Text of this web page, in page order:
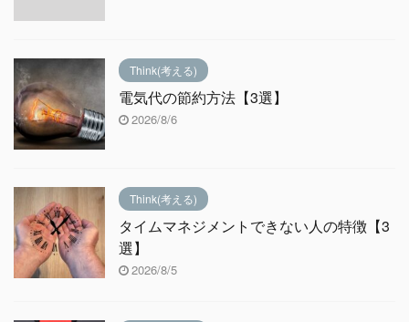
Think(考える)
電気代の節約方法【3選】
2026/8/6
Think(考える)
タイムマネジメントできない人の特徴【3
選】
2026/8/5